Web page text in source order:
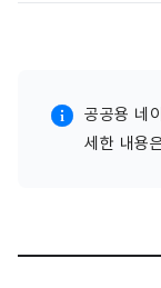
공공용 네
세한 내용